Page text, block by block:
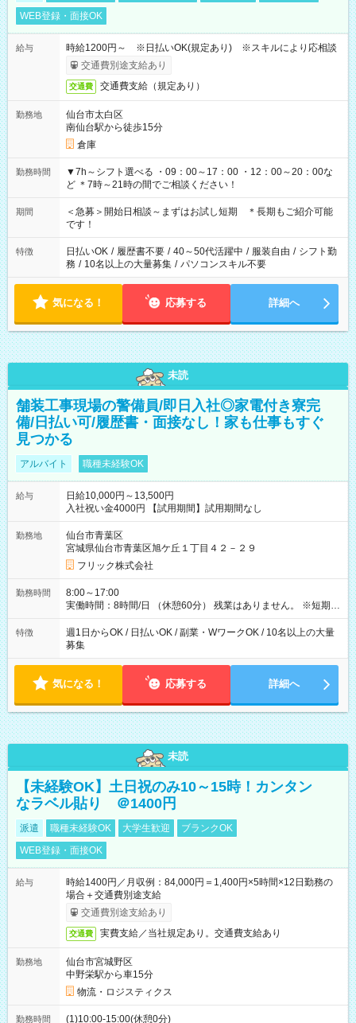
WEB登録・面接OK
給与
時給1200円～ ※日払いOK(規定あり) ※スキルにより応相談
交通費別途支給あり
交通費 交通費支給（規定あり）
勤務地
仙台市太白区
南仙台駅から徒歩15分
倉庫
勤務時間
▼7h～シフト選べる ・09：00～17：00 ・12：00～20：00な
ど ＊7時～21時の間でご相談ください！
期間
＜急募＞開始日相談～まずはお試し短期 ＊長期もご紹介可能
です！
特徴 日払いOK / 履歴書不要 / 40～50代活躍中 / 服装自由 / シフト勤
務 / 10名以上の大量募集 / パソコンスキル不要
気になる！ 応募する 詳細へ
未読
舗装工事現場の警備員/即日入社◎家電付き寮完
備/日払い可/履歴書・面接なし！家も仕事もすぐ
見つかる
アルバイト 職種未経験OK
給与
日給10,000円～13,500円
入社祝い金4000円 【試用期間】試用期間なし
勤務地
仙台市青葉区
宮城県仙台市青葉区旭ケ丘１丁目４２－２９
フリック株式会社
勤務時間
8:00～17:00
実働時間：8時間/日 （休憩60分） 残業はありません。 ※短期の
募集は行っておりません。予めご了承くださいませ。
特徴
週1日からOK / 日払いOK / 副業・WワークOK / 10名以上の大量
募集
気になる！ 応募する 詳細へ
未読
【未経験OK】土日祝のみ10～15時！カンタン
なラベル貼り ＠1400円
派遣 職種未経験OK 大学生歓迎
ブランクOK
WEB登録・面接OK
給与
時給1400円／月収例：84,000円＝1,400円×5時間×12日勤務の
場合＋交通費別途支給
交通費別途支給あり
交通費 実費支給／当社規定あり。交通費支給あり
勤務地
仙台市宮城野区
中野栄駅から車15分
物流・ロジスティクス
勤務時間 (1)10:00-15:00(休憩0分)